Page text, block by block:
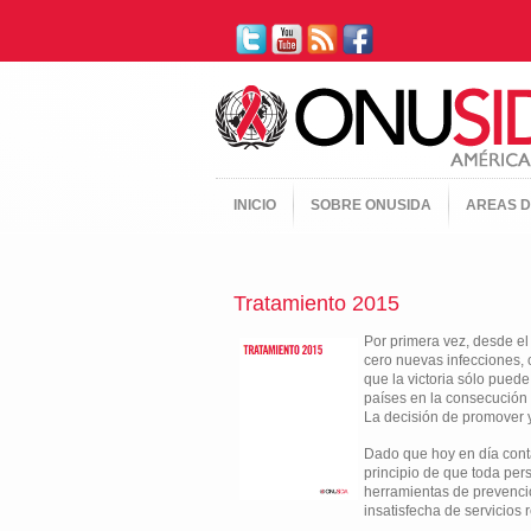
INICIO SOBRE ONUSIDA AREAS
Tratamiento 2015
Por primera vez, desde
cero nuevas infecciones,
que la victoria sólo
países en la
La decisión de promover
Dado que hoy en día
principio de que toda
herramientas de
insatisfecha de servicios